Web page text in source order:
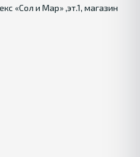
«Сол и Мар» ,эт.1, магазин